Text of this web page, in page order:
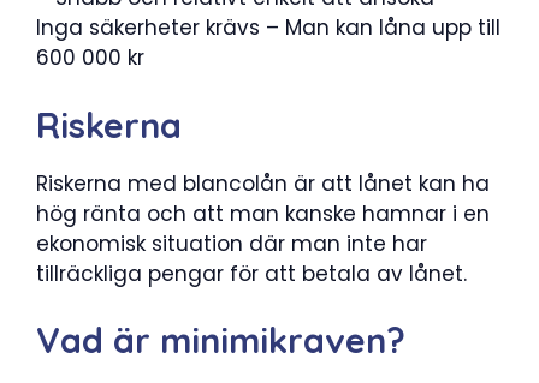
Inga säkerheter krävs – Man kan låna upp till
600 000 kr
Riskerna
Riskerna med blancolån är att lånet kan ha
hög ränta och att man kanske hamnar i en
ekonomisk situation där man inte har
tillräckliga pengar för att betala av lånet.
Vad är minimikraven?